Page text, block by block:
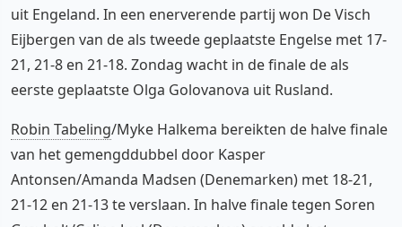
uit Engeland. In een enerverende partij won De Visch
Eijbergen van de als tweede geplaatste Engelse met 17-
21, 21-8 en 21-18. Zondag wacht in de finale de als
eerste geplaatste Olga Golovanova uit Rusland.
Robin Tabeling/Myke Halkema bereikten de halve finale
van het gemengddubbel door Kasper
Antonsen/Amanda Madsen (Denemarken) met 18-21,
21-12 en 21-13 te verslaan. In halve finale tegen Soren